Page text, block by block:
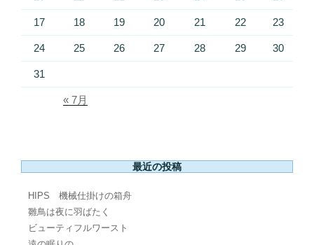
17 18 19 20 21 22 23
24 25 26 27 28 29 30
31
« 7月
最近の投稿
HIPS 機械仕掛けの箱舟
雛鳥は夜に羽ばたく
ビューティフルワースト